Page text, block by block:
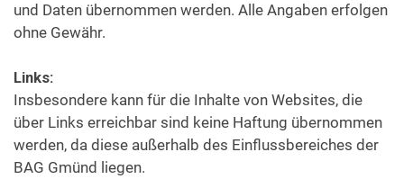
und Daten übernommen werden. Alle Angaben erfolgen
ohne Gewähr.
Links:
Insbesondere kann für die Inhalte von Websites, die
über Links erreichbar sind keine Haftung übernommen
werden, da diese außerhalb des Einflussbereiches der
BAG Gmünd liegen.